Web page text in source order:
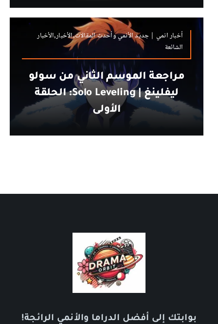
أخبار انمي | جديد الأنمي وأحدث المقالات,الأخبار,الأخبار
الشائعة
مراجعة الموسم الثاني من سولو
ليفلينغ | Solo Leveling: الحلقة
الأولى
بوابتك إلى أفضل الدراما والأنمي الرائجة!